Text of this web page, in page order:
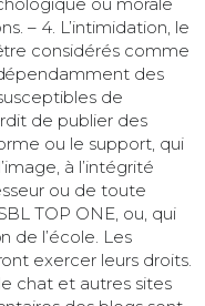
– 4. L’intimidation, le
considérés comme
des
de
de publier des
ou le support, qui
à l’intégrité
ou de toute
TOP ONE, ou, qui
de l’école. Les
exercer leurs droits.
chat et autres sites